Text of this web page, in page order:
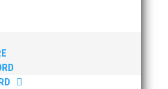
talet, då jag själv var aktiv, var
ledare som alltid var
en mängd olika projekt. Med
vän, Bengt Bendéus,...